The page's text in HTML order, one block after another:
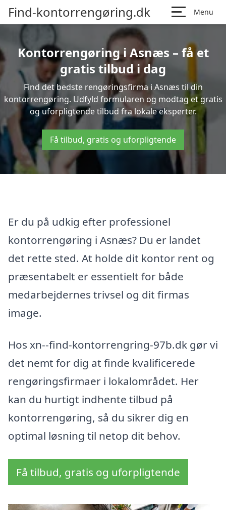
Find-kontorrengøring.dk Menu
Kontorrengøring i Asnæs – få et
gratis tilbud i dag
Find det bedste rengøringsfirma i Asnæs til din
kontorrengøring. Udfyld formularen og modtag et gratis
og uforpligtende tilbud fra lokale eksperter.
Få tilbud, gratis og uforpligtende
Er du på udkig efter professionel
kontorrengøring i Asnæs? Du er landet
det rette sted. At holde dit kontor rent og
præsentabelt er essentielt for både
medarbejdernes trivsel og dit firmas
image.
Hos xn--find-kontorrengring-97b.dk gør vi
det nemt for dig at finde kvalificerede
rengøringsfirmaer i lokalområdet. Her
kan du hurtigt indhente tilbud på
kontorrengøring, så du sikrer dig en
optimal løsning til netop dit behov.
Få tilbud, gratis og uforpligtende